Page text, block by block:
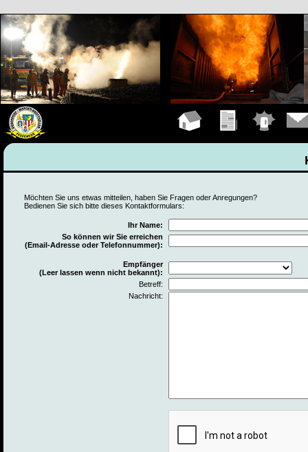
Möchten Sie uns etwas mitteilen, haben Sie Fragen oder Anregungen?
Bedienen Sie sich bitte dieses Kontaktformulars:
Ihr Name:
So können wir Sie erreichen
(Email-Adresse oder Telefonnummer):
Empfänger
(Leer lassen wenn nicht bekannt):
Betreff:
Nachricht: